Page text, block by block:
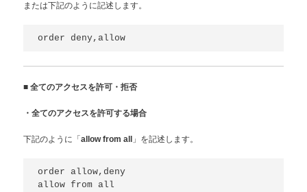
または下記のように記述します。
■全てのアクセスを許可・拒否
・全てのアクセスを許可する場合
下記のように「allow from all 」を記述します。
order allow,deny